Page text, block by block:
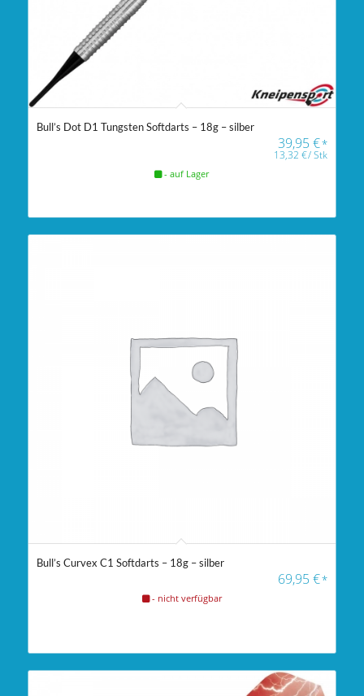
Bull’s Dot D1 Tungsten Softdarts – 18g – silber
39,95€*
13,32€/Stk
- auf Lager
Bull’s Curvex C1 Softdarts – 18g – silber
69,95€*
- nicht verfügbar